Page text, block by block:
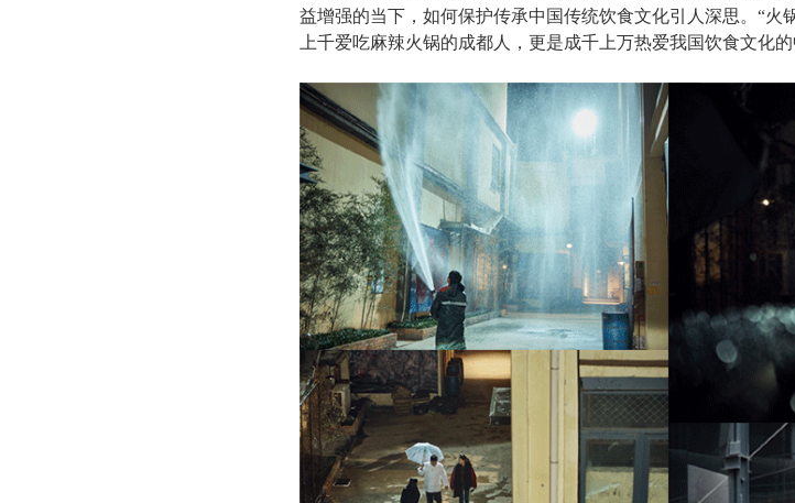
益增强的当下，如何保护传承中国传统饮食文化引人深思。“
上千爱吃麻辣火锅的成都人，更是成千上万热爱我国饮食文化的